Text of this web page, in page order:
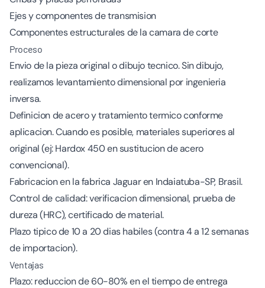
Ejes y componentes de transmision
Componentes estructurales de la camara de corte
Proceso
Envio de la pieza original o dibujo tecnico. Sin dibujo,
realizamos levantamiento dimensional por ingenieria
inversa.
Definicion de acero y tratamiento termico conforme
aplicacion. Cuando es posible, materiales superiores al
original (ej: Hardox 450 en sustitucion de acero
convencional).
Fabricacion en la fabrica Jaguar en Indaiatuba-SP, Brasil.
Control de calidad: verificacion dimensional, prueba de
dureza (HRC), certificado de material.
Plazo tipico de 10 a 20 dias habiles (contra 4 a 12 semanas
de importacion).
Ventajas
Plazo: reduccion de 60-80% en el tiempo de entrega